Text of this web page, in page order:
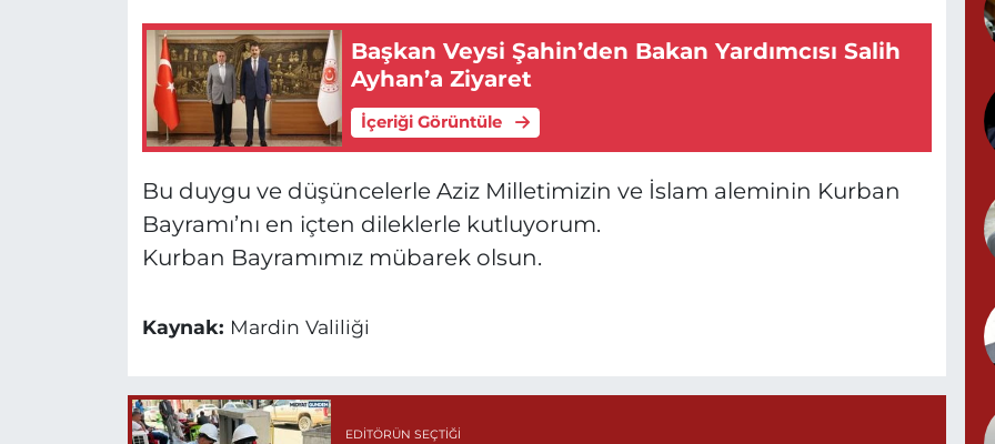
Başkan Veysi Şahin’den Bakan Yardımcısı Salih
Ayhan’a Ziyaret
İçeriği Görüntüle
Bu duygu ve düşüncelerle Aziz Milletimizin ve İslam aleminin Kurban
Bayramı’nı en içten dileklerle kutluyorum.
Kurban Bayramımız mübarek olsun.
Kaynak: Mardin Valiliği
EDITÖRÜN SEÇTIĞI